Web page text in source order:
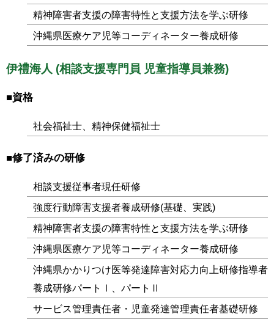
精神障害者支援の障害特性と支援方法を学ぶ研修
沖縄県医療ケア児等コーディネーター養成研修
伊禮海人 (相談支援専門員 児童指導員兼務)
■資格
社会福祉士、精神保健福祉士
■修了済みの研修
相談支援従事者現任研修
強度行動障害支援者養成研修(基礎、実践)
精神障害者支援の障害特性と支援方法を学ぶ研修
沖縄県医療ケア児等コーディネーター養成研修
沖縄県かかりつけ医等発達障害対応力向上研修指導者
養成研修パートⅠ、パートⅡ
サービス管理責任者・児童発達管理責任者基礎研修